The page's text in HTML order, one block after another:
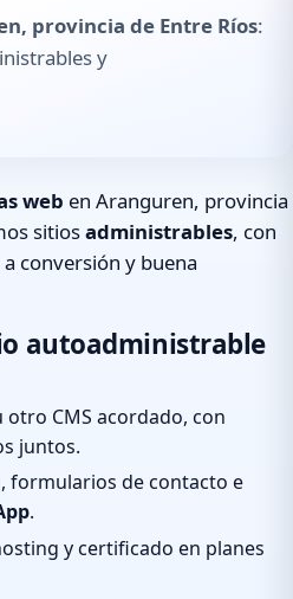
provincia de Entre Ríos:
y
web en Aranguren, provincia
sitiosadministrables, con
conversión y buena
autoadministrable
otro CMS acordado, con
juntos.
formularios de contacto e
.
y certificado en planes